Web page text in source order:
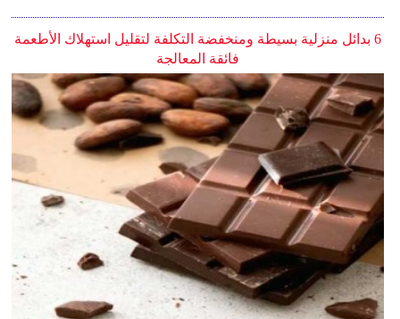
6 بدائل منزلية بسيطة ومنخفضة التكلفة لتقليل استهلاك الأطعمة
فائقة المعالجة